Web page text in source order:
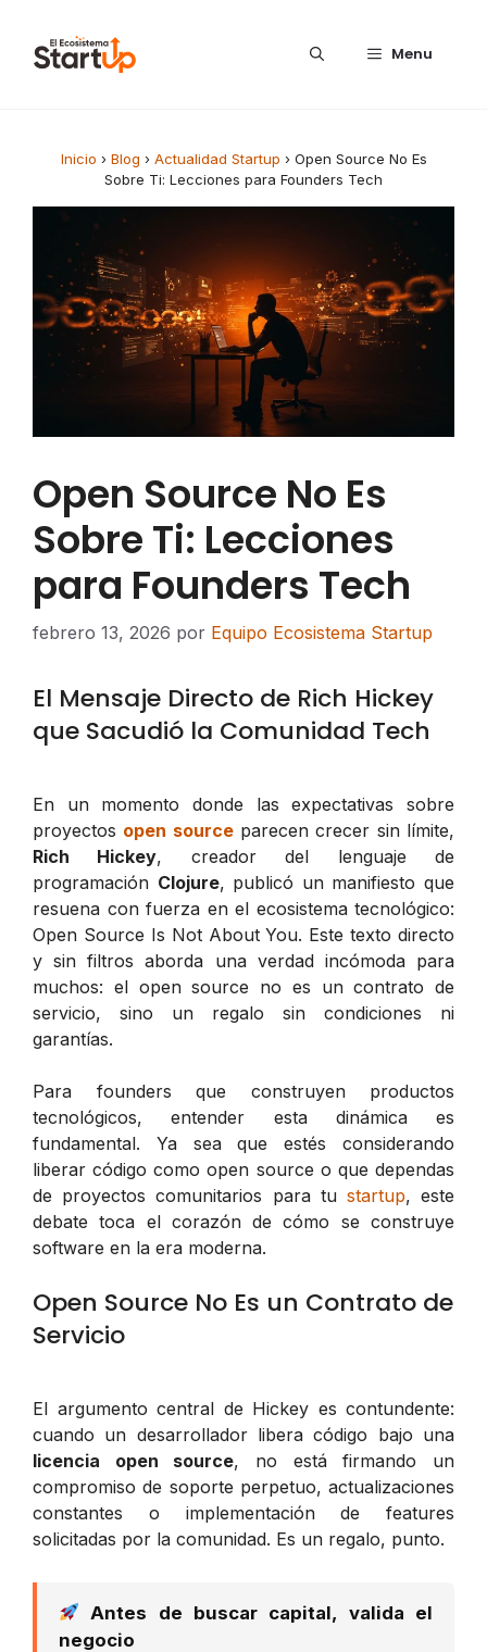
Menu
Inicio › Blog › Actualidad Startup › Open Source No Es
Sobre Ti: Lecciones para Founders Tech
Open Source No Es
Sobre Ti: Lecciones
para Founders Tech
febrero 13, 2026 por Equipo Ecosistema Startup
El Mensaje Directo de Rich Hickey
que Sacudió la Comunidad Tech
En un momento donde las expectativas sobre
proyectos open sourceparecen crecer sin límite,
Rich Hickey, creador del lenguaje de
programación Clojure, publicó un manifiesto que
resuena con fuerza en el ecosistema tecnológico:
Open Source Is Not About You. Este texto directo
y sin filtros aborda una verdad incómoda para
muchos: el open source no es un contrato de
servicio, sino un regalo sin condiciones ni
garantías.
Para founders que construyen productos
tecnológicos, entender esta dinámica es
fundamental. Ya sea que estés considerando
liberar código como open source o que dependas
de proyectos comunitarios para tu startup, este
debate toca el corazón de cómo se construye
software en la era moderna.
Open Source No Es un Contrato de
Servicio
El argumento central de Hickey es contundente:
cuando un desarrollador libera código bajo una
licencia open source, no está firmando un
compromiso de soporte perpetuo, actualizaciones
constantes o implementación de features
solicitadas por la comunidad. Es un regalo, punto.
Antes de buscar capital, valida el
negocio